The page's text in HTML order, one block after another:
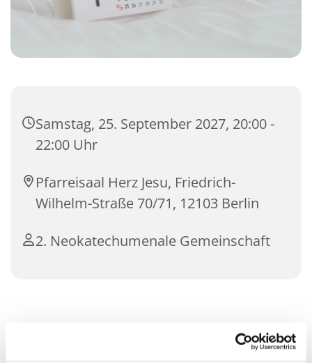
Samstag, 25. September 2027, 20:00 -
22:00 Uhr
Pfarreisaal Herz Jesu, Friedrich-
Wilhelm-Straße 70/71, 12103 Berlin
2. Neokatechumenale Gemeinschaft